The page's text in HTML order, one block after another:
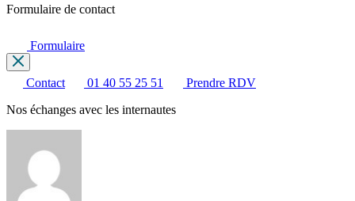
Formulaire de contact
Formulaire
Contact 01 40 55 25 51
Prendre RDV
Nos échanges avec les internautes